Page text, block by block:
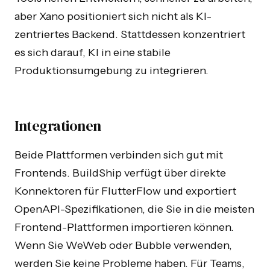
aber Xano positioniert sich nicht als KI-
zentriertes Backend. Stattdessen konzentriert
es sich darauf, KI in eine stabile
Produktionsumgebung zu integrieren.
Integrationen
Beide Plattformen verbinden sich gut mit
Frontends. BuildShip verfügt über direkte
Konnektoren für FlutterFlow und exportiert
OpenAPI-Spezifikationen, die Sie in die meisten
Frontend-Plattformen importieren können.
Wenn Sie WeWeb oder Bubble verwenden,
werden Sie keine Probleme haben. Für Teams,